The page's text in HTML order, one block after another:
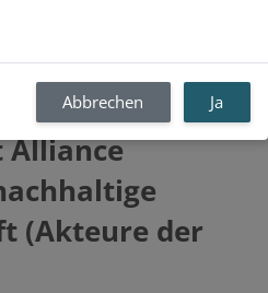
- DE - Von
1.4: Änderungen
Alliance
(Akteure der
Abbrechen Ja